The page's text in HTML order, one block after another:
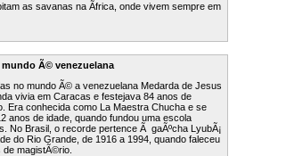
as savanas na Ãfrica, onde vivem sempre em
Ã© venezuelana
no mundo Ã© a venezuelana Medarda de Jesus
vivia em Caracas e festejava 84 anos de
Era conhecida como La Maestra Chucha e se
anos de idade, quando fundou uma escola
No Brasil, o recorde pertence Ã gaÃºcha LyubÃ¡
do Rio Grande, de 1916 a 1994, quando faleceu
de magistÃ©rio.